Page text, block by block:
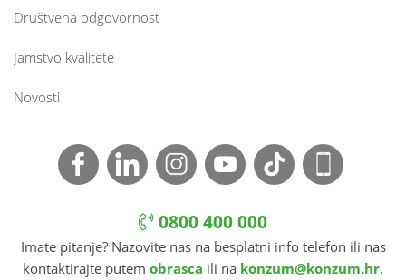
Društvena odgovornost
Jamstvo kvalitete
Novosti
0800 400 000
Imate pitanje? Nazovite nas na besplatni info telefon ili nas
kontaktirajte putem obrasca ili na konzum@konzum.hr.